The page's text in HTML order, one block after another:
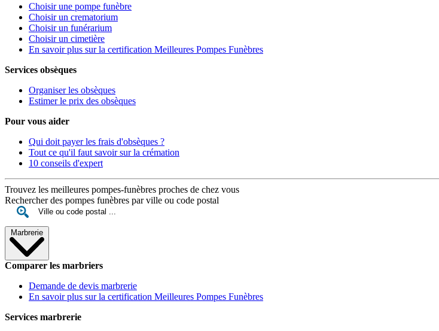
Choisir une pompe funèbre
Choisir un crematorium
Choisir un funérarium
Choisir un cimetière
En savoir plus sur la certification Meilleures Pompes Funèbres
Services obsèques
Organiser les obsèques
Estimer le prix des obsèques
Pour vous aider
Qui doit payer les frais d'obsèques ?
Tout ce qu'il faut savoir sur la crémation
10 conseils d'expert
Trouvez les meilleures pompes-funèbres proches de chez vous
Rechercher des pompes funèbres par ville ou code postal
Marbrerie
Comparer les marbriers
Demande de devis marbrerie
En savoir plus sur la certification Meilleures Pompes Funèbres
Services marbrerie